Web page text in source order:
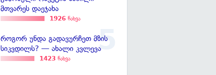
მთვარეს დაეჯახა
1926 ნახვა
როგორ უნდა გადავურჩეთ მზის
სიკვდილს? — ახალი კვლევა
1423 ნახვა